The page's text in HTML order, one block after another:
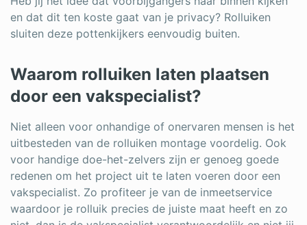
en dat dit ten koste gaat van je privacy? Rolluiken
sluiten deze pottenkijkers eenvoudig buiten.
Waarom rolluiken laten plaatsen
door een vakspecialist?
Niet alleen voor onhandige of onervaren mensen is het
uitbesteden van de rolluiken montage voordelig. Ook
voor handige doe-het-zelvers zijn er genoeg goede
redenen om het project uit te laten voeren door een
vakspecialist. Zo profiteer je van de inmeetservice
waardoor je rolluik precies de juiste maat heeft en zo